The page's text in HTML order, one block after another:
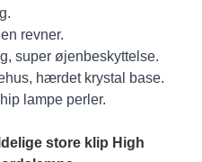
revner.
super øjenbeskyttelse.
hærdet krystal base.
lampe perler.
store klip High